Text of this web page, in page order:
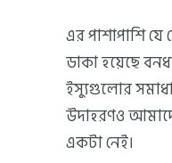
এর পাশাপাশি যে
ডাকা হয়েছে
ইস্যুগুলোর
উদাহরণও
একটা নেই।